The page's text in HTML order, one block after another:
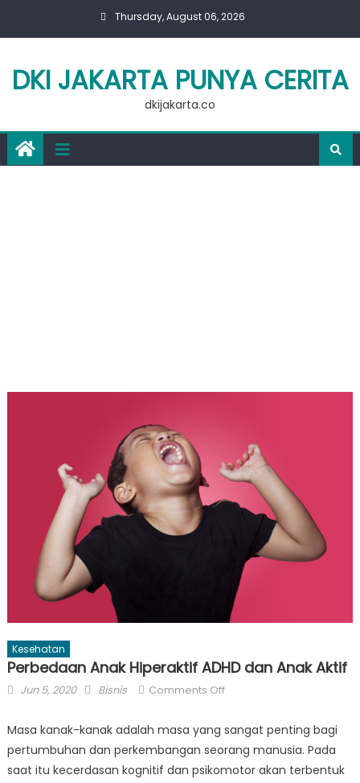
Thursday, August 06, 2026
DKI JAKARTA PUNYA CERITA
dkijakarta.co
Kesehatan
Perbedaan Anak Hiperaktif ADHD dan Anak Aktif
Posted
Jun 5, 2020 Author
Bisnis Comments Offon
Anak
ADHD
Masa kanak-kanak adalah masa yang sangat penting bagi
pertumbuhan dan perkembangan seorang manusia. Pada
saat itu kecerdasan kognitif dan psikomotor akan terbentuk